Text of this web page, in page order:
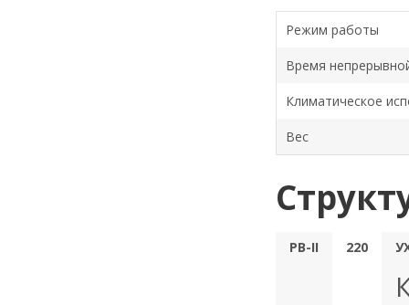
Режим работы
Время
Климатическое
Вес
РВ-II 220